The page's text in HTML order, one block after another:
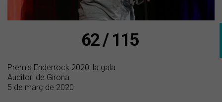
62 / 115
Premis Enderrock 2020: la gala
Auditori de Girona
5 de març de 2020